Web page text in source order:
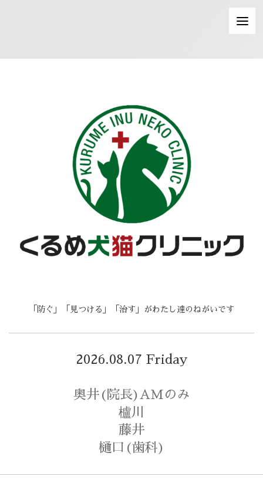
「防ぐ」「見つける」「治す」がわたし達のねがいです
2026.08.07 Friday
奥井(院長)AMのみ
櫨川
藤井
樋口(歯科)